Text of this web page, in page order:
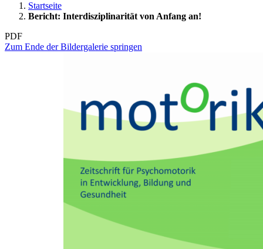
Startseite
Bericht: Interdisziplinarität von Anfang an!
PDF
Zum Ende der Bildergalerie springen